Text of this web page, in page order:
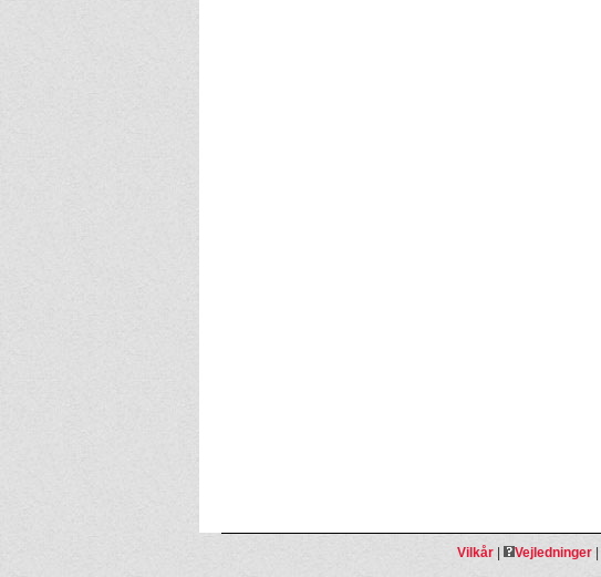
Vilkår Vejledninger